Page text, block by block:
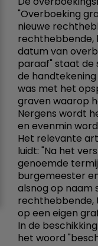
"Overboeking
nieuwe
rechthebbende,
datum van
paraaf" staat de
de
was met het
graven waarop
Nergens wordt
en evenmin
Het relevante
luidt: "Na het
genoemde
burgemeester
alsnog op naam
rechthebbende,
op een eigen
In de
het woord